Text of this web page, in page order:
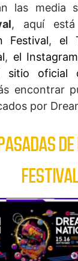
las media
, aquí está
Festival, el
, el
sitio oficial
encontrar
por